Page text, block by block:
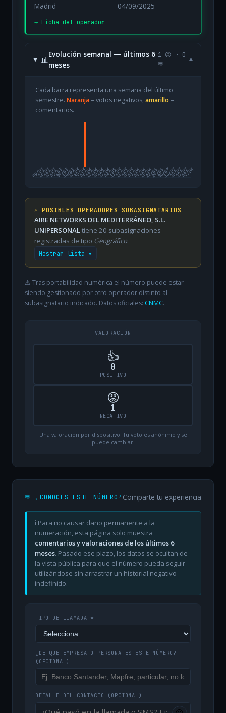
Madrid 04/09/2025
→ Ficha del operador
📊
Evolución semanal — últimos 6
meses
1 😡 · 0
💬
▾
Cada barra representa una semana del último
semestre. Naranja= votos negativos, amarillo =
comentarios.
09/02
16/0223/0202/0309/0316/0323/0330/0306/0413/0420/0427/0404/0511/0518/0525/0501/0608/0615/0622/0629/0606/0713/0720/0727/07
03/08
⚠️ POSIBLES OPERADORES SUBASIGNATARIOS
AIRE NETWORKS DEL MEDITERRÁNEO, S.L.
UNIPERSONALtiene 20 subasignaciones
registradas de tipo Geográfico.
Mostrar lista ▾
⚠️ Tras portabilidad numérica el número puede estar
siendo gestionado por otro operador distinto al
subasignatario indicado. Datos oficiales: CNMC.
VALORACIÓN
👍
0
POSITIVO
😡
1
NEGATIVO
Una valoración por dispositivo. Tu voto es anónimo y se
puede cambiar.
💬 ¿CONOCES ESTE NÚMERO? Comparte tu experiencia
ℹ️ Para no causar daño permanente a la
numeración, esta página solo muestra
comentarios y valoraciones de los últimos 6
meses. Pasado ese plazo, los datos se ocultan de
la vista pública para que el número pueda seguir
utilizándose sin arrastrar un historial negativo
indefinido.
TIPO DE LLAMADA *
¿DE QUÉ EMPRESA O PERSONA ES ESTE NÚMERO?
(OPCIONAL)
DETALLE DEL CONTACTO (OPCIONAL)